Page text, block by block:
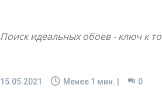
Поиск идеальных обоев - ключ к
15.05.2021 Менее 1 мин. | 0